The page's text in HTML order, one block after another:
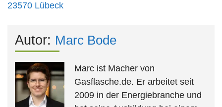
23570 Lübeck
Autor: Marc Bode
Marc ist Macher von
Gasflasche.de. Er arbeitet seit
2009 in der Energiebranche und